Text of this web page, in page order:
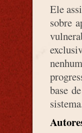
Ele
sobre
base